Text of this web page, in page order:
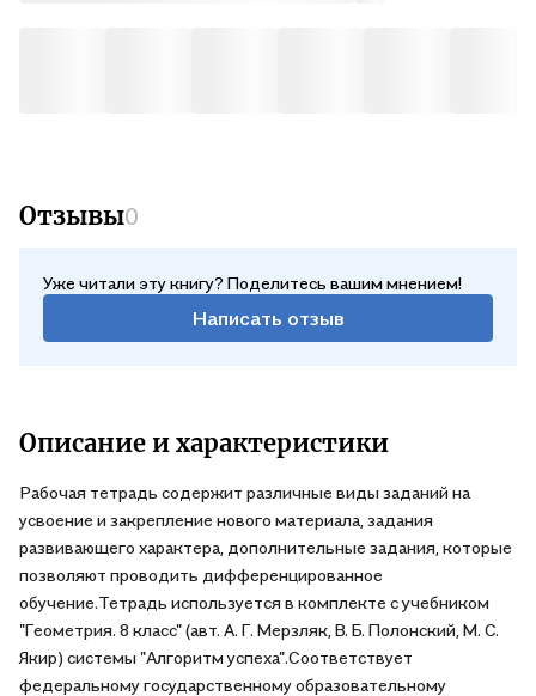
Отзывы0
Уже читали эту книгу? Поделитесь вашим мнением!
Написать отзыв
Описание и характеристики
Рабочая тетрадь содержит различные виды заданий на
усвоение и закрепление нового материала, задания
развивающего характера, дополнительные задания, которые
позволяют проводить дифференцированное
обучение.Тетрадь используется в комплекте с учебником
"Геометрия. 8 класс" (авт. А. Г. Мерзляк, В. Б. Полонский, М. С.
Якир) системы "Алгоритм успеха".Соответствует
федеральному государственному образовательному